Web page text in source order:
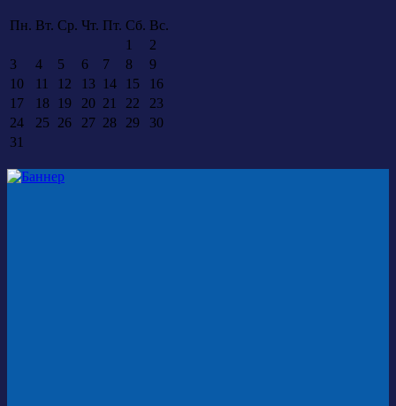
Пн. Вт. Ср. Чт. Пт. Сб. Вс.
1
2
3
4 5 6 7 8
9
10
11 12 13 14 15
16
17
18 19 20 21 22
23
24
25 26 27 28 29
30
31